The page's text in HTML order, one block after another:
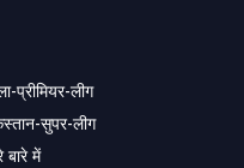
प्रीमियर-लीग
सुपर-लीग
बारे में